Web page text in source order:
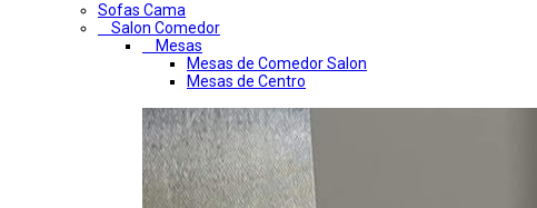
Sofas Cama
Salon Comedor
Mesas
Mesas de Comedor Salon
Mesas de Centro